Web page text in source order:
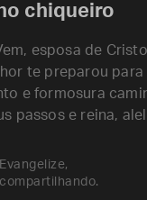
chiqueiro
esposa de
te preparou para
e formosura
passos e reina,
Evangelize,
compartilhando.